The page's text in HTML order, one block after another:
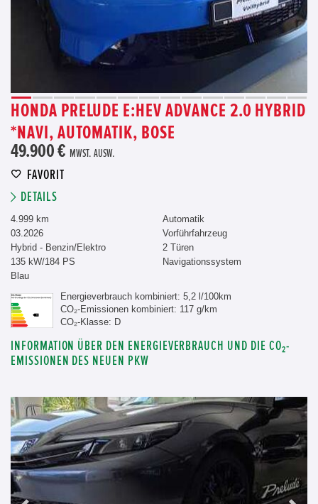
HONDA PRELUDE E:HEV ADVANCE 2.0 HYBRID
*NAVI, AUTOMATIK, BOSE
49.900 € MWST. AUSW.
FAVORIT
DETAILS
4.999 km
03.2026
Hybrid - Benzin/Elektro
135 kW/184 PS
Blau
Automatik
Vorführfahrzeug
2 Türen
Navigationssystem
Energieverbrauch kombiniert: 5,2 l/100km
CO₂-Emissionen kombiniert: 117 g/km
CO₂-Klasse: D
INFORMATION ÜBER DEN ENERGIEVERBRAUCH UND DIE CO₂-
EMISSIONEN DES NEUEN PKW